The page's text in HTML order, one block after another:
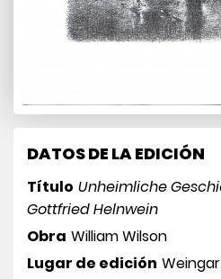
DATOS DE LA EDICIÓN
Título Unheimliche
Gottfried Helnwein
Obra William Wilson
Lugar de edición